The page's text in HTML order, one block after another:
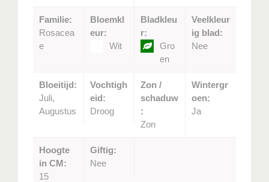
Familie:
Rosacea
e
Bloemkl
eur:
Wit
Bladkleu
r:
Gro
en
Veelkleur
ig blad:
Nee
Bloeitijd:
Juli,
Augustus
Vochtigh
eid:
Droog
Zon /
schaduw
:
Zon
Wintergr
oen:
Ja
Hoogte
in CM:
15
Giftig:
Nee